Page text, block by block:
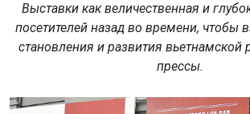
Выставки как величественная и
посетителей назад во времени, чтобы
становления и развития
прессы.